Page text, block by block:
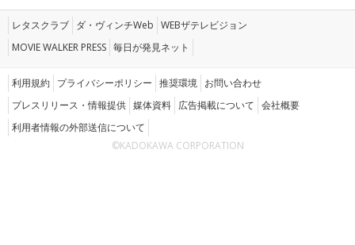
レタスクラブ ダ・ヴィンチWeb WEBザテレビジョン
MOVIE WALKER PRESS 毎日が発見ネット
利用規約 プライバシーポリシー 推奨環境 お問い合わせ
プレスリリース・情報提供 媒体資料 広告掲載について 会社概要
利用者情報の外部送信について
©KADOKAWA CORPORATION